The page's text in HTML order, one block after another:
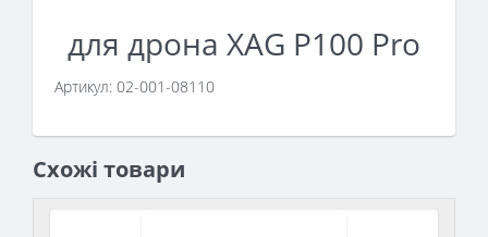
для дрона XAG P100 Pro
Артикул: 02-001-08110
Схожі товари